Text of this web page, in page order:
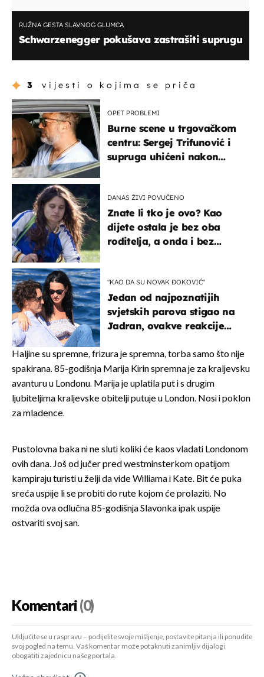
RUŽNA GESTA SLAVNOG GLUMCA
Schwarzenegger pokušava zastrašiti suprugu
3 vijesti o kojima se priča
OPET PROBLEMI
Burne scene u trgovačkom
centru: Sergej Trifunović i
supruga uhićeni nakon
DANAS ŽIVI POVUČENO
Znate li tko je ovo? Kao
dijete ostala je bez oba
roditelja, a onda i bez
"KAO DA SU NOVAK ĐOKOVIĆ"
Jedan od najpoznatijih
svjetskih parova stigao na
Jadran, ovakve reakcije
Haljine su spremne, frizura je spremna, torba samo što nije
spakirana. 85-godišnja Marija Kirin spremna je za kraljevsku
avanturu u Londonu. Marija je uplatila put i s drugim
ljubiteljima kraljevske obitelji putuje u London. Nosi i poklon
za mladence.
Pustolovna baka ni ne sluti koliki će kaos vladati Londonom
ovih dana. Još od jučer pred westminsterkom opatijom
kampiraju turisti u želji da vide Williama i Kate. Bit će puka
sreća uspije li se probiti do rute kojom će prolaziti. No
možda ova odlučna 85-godišnja Slavonka ipak uspije
ostvariti svoj san.
Komentari(0)
Uključite se u raspravu – podijelite svoje mišljenje, postavite pitanja ili ponudite
svoj pogled na temu. Vaš komentar može potaknuti zanimljiv dijalog i
obogatiti zajednicu našeg portala.